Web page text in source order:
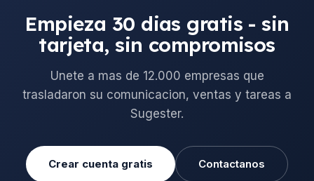
Empieza 30 dias gratis - sin
tarjeta, sin compromisos
Unete a mas de 12.000 empresas que
trasladaron su comunicacion, ventas y tareas a
Sugester.
Crear cuenta gratis Contactanos